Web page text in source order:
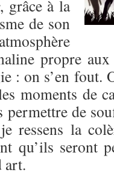
, grâce à la
de son
propre
: on s’en fout.
moments de
de
ressens la
qu’ils seront
art.